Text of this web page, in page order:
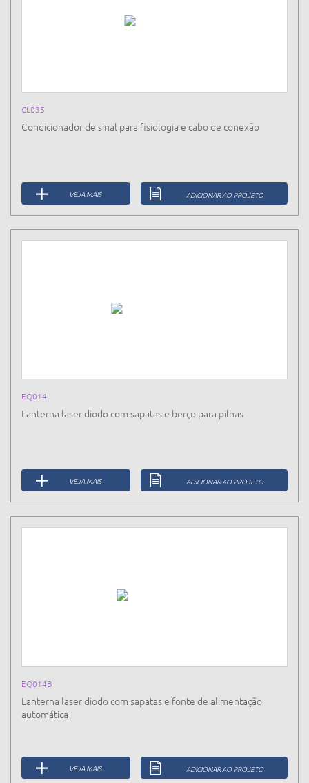
CL035
Condicionador de sinal para fisiologia e cabo de conexão
VEJA MAIS ADICIONAR AO PROJETO
EQ014
Lanterna laser diodo com sapatas e berço para pilhas
VEJA MAIS ADICIONAR AO PROJETO
EQ014B
Lanterna laser diodo com sapatas e fonte de alimentação
automática
VEJA MAIS ADICIONAR AO PROJETO